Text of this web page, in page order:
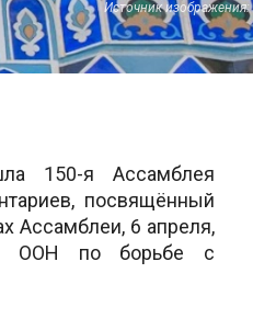
Источник изображения:
150-я Ассамблея
посвящённый
Ассамблеи, 6 апреля,
ООН по борьбе с